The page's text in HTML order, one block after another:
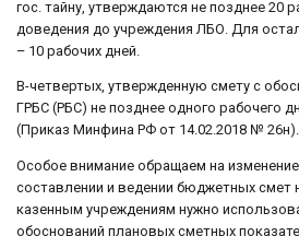
гос. тайну, утверждаются не позднее 20
доведения до учреждения ЛБО. Для
– 10 рабочих дней.
В-четвертых, утвержденную смету с
ГРБС (РБС) не позднее одного рабочего
(Приказ Минфина РФ от 14.02.2018 № 26н).
Особое внимание обращаем на
составлении и ведении бюджетных смет
казенным учреждениям нужно
обоснований плановых сметных